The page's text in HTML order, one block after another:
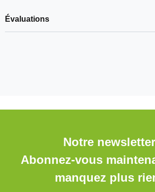
Évaluations
Notre
Abonnez-vous
manquez plus